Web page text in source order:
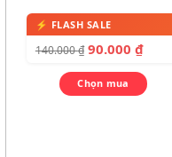
140.000₫ 90.000 ₫
Chọn mua